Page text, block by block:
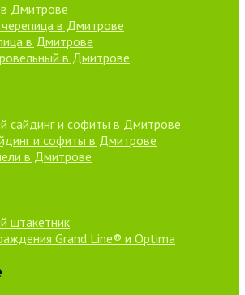
в Дмитрове
в Дмитрове
в Дмитрове
в Дмитрове
сайдинг и софиты в Дмитрове
и софиты в Дмитрове
в Дмитрове
штакетник
Grand Line® и Optima